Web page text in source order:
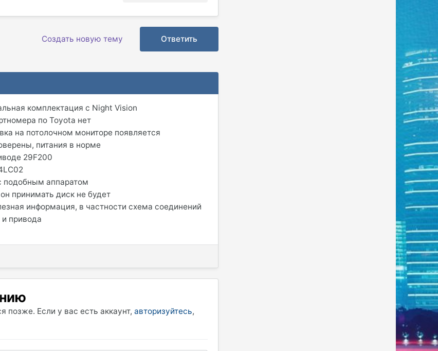
Ответить
Создать новую тему
комплектация с Night Vision
по Toyota нет
на потолочном мониторе появляется
питания в норме
29F200
подобным аппаратом
принимать диск не будет
информация, в частности схема соединений
привода
позже. Если у вас есть аккаунт,авторизуйтесь,